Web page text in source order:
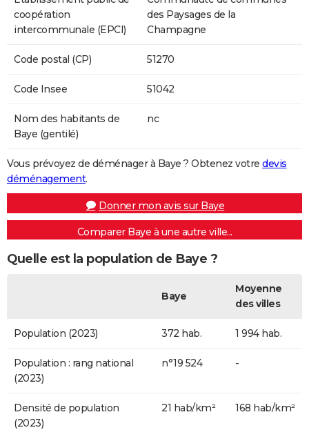
coopération
intercommunale (EPCI)
des Paysages de la
Champagne
Code postal (CP) 51270
Code Insee 51042
Nom des habitants de
Baye (gentilé)
nc
Vous prévoyez de déménager à Baye ? Obtenez votre devis
déménagement.
Donner mon avis sur Baye
Comparer Baye à une autre ville...
Quelle est la population de Baye ?
Baye
Moyenne
des villes
Population (2023) 372 hab. 1 994 hab.
Population : rang national
(2023)
n°19 524 -
Densité de population
(2023)
21 hab/km² 168 hab/km²